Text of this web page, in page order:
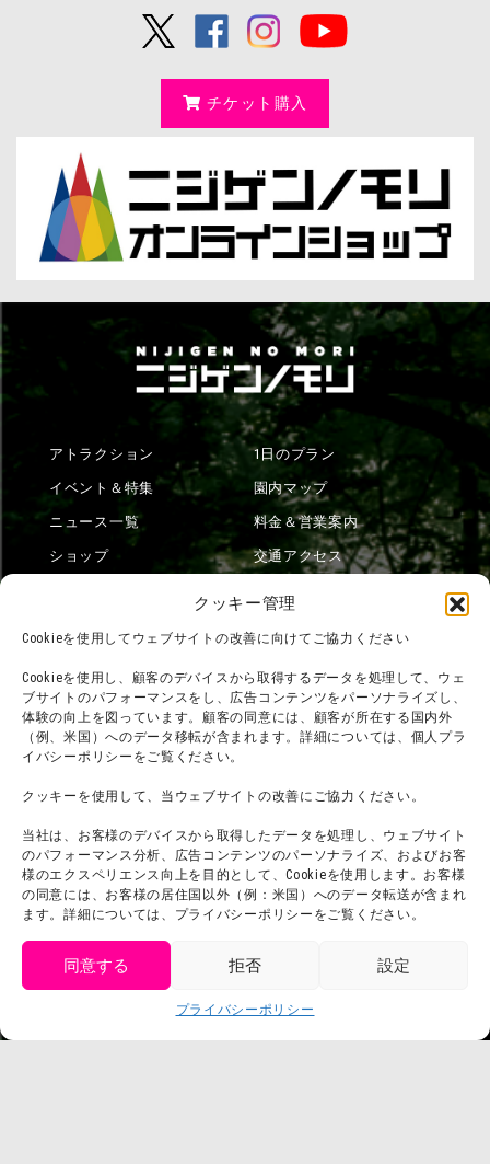
クッキー管理
Cookieを使用してウェブサイトの改善に向けてご協力ください
Cookieを使用し、顧客のデバイスから取得するデータを処理して、ウェ
ブサイトのパフォーマンスをし、広告コンテンツをパーソナライズし、
体験の向上を図っています。顧客の同意には、顧客が所在する国内外
（例、米国）へのデータ移転が含まれます。詳細については、個人プラ
イバシーポリシーをご覧ください。
クッキーを使用して、当ウェブサイトの改善にご協力ください。
当社は、お客様のデバイスから取得したデータを処理し、ウェブサイト
のパフォーマンス分析、広告コンテンツのパーソナライズ、およびお客
様のエクスペリエンス向上を目的として、Cookieを使用します。お客様
の同意には、お客様の居住国以外（例：米国）へのデータ転送が含まれ
ます。詳細については、プライバシーポリシーをご覧ください。
同意する 拒否 設定
プライバシーポリシー
チケット購入
アトラクション
イベント＆特集
ニュース一覧
ショップ
1日のプラン
園内マップ
料金＆営業案内
交通アクセス
団体利用について
お問い合わせ
利用規約
プライバシーポリシー
プレスリリース
メディア掲載実績
会社概要
スタッフ募集